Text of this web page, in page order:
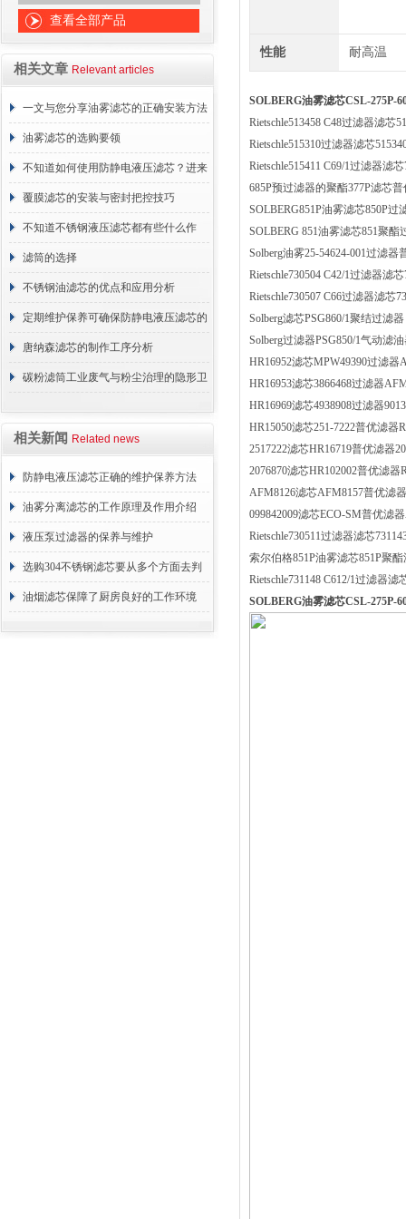
查看全部产品
相关文章 Relevant articles
一文与您分享油雾滤芯的正确安装方法
油雾滤芯的选购要领
不知道如何使用防静电液压滤芯？进来
看
覆膜滤芯的安装与密封把控技巧
不知道不锈钢液压滤芯都有些什么作
用？进来看
滤筒的选择
不锈钢油滤芯的优点和应用分析
定期维护保养可确保防静电液压滤芯的
正常工作
唐纳森滤芯的制作工序分析
碳粉滤筒工业废气与粉尘治理的隐形卫
相关新闻 Related news
防静电液压滤芯正确的维护保养方法
油雾分离滤芯的工作原理及作用介绍
液压泵过滤器的保养与维护
选购304不锈钢滤芯要从多个方面去判
断
油烟滤芯保障了厨房良好的工作环境
性能 耐高温
SOLBERG油雾滤芯CSL-275P-
Rietschle513458 C48过滤器滤芯
Rietschle515310过滤器滤芯
Rietschle515411 C69/1过滤器滤
685P预过滤器的聚酯377P滤芯
SOLBERG851P油雾滤芯850P过
SOLBERG 851油雾滤芯851聚酯
Solberg油雾25-54624-001过滤器
Rietschle730504 C42/1过滤器滤
Rietschle730507 C66过滤器滤芯
Solberg滤芯PSG860/1聚结过滤器
Solberg过滤器PSG850/1气动滤
HR16952滤芯MPW49390过滤器
HR16953滤芯3866468过滤器
HR16969滤芯4938908过滤器
HR15050滤芯251-7222普优滤器
2517222滤芯HR16719普优滤器
2076870滤芯HR102002普优滤器
AFM8126滤芯AFM8157普优滤
099842009滤芯ECO-SM普优滤
Rietschle730511过滤器滤芯
索尔伯格851P油雾滤芯851P聚
Rietschle731148 C612/1过滤器滤
SOLBERG油雾滤芯CSL-275P-